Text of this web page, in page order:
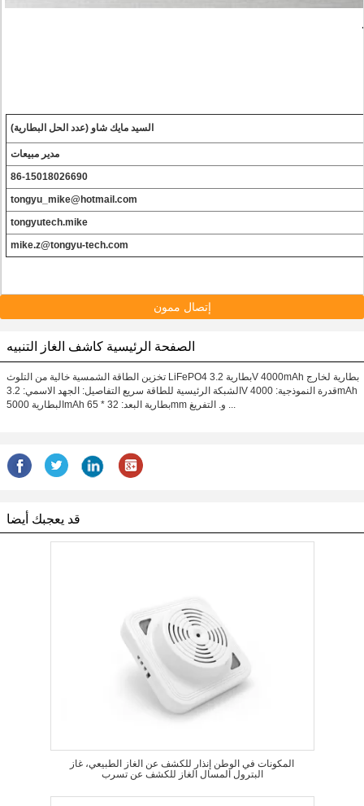
السيد مايك شاو (عدد الحل البطارية)
مدير مبيعات
86-15018026690
tongyu_mike@hotmail.com
tongyutech.mike
mike.z@tongyu-tech.com
إتصال ممون
الصفحة الرئيسية كاشف الغاز التنبيه
تخزين الطاقة الشمسية خالية من التلوث LiFePO4 بطارية 3.2V 4000mAh بطارية لخارج
الشبكة الرئيسية للطاقة سريع التفاصيل: الجهد الاسمي: 3.2V قدرة النموذجية: 4000mAh
البطارية 5000mAh بطارية البعد: 32 * 65mm و. التفريغ ...
قد يعجبك أيضا
المكونات في الوطن إنذار للكشف عن الغاز الطبيعي، غاز
البترول المسال الغاز للكشف عن تسرب